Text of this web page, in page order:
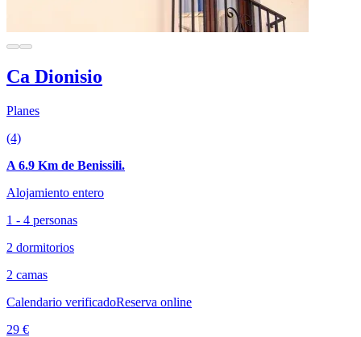
Ca Dionisio
Planes
(4)
A 6.9 Km de Benissili.
Alojamiento entero
1 - 4 personas
2 dormitorios
2 camas
Calendario verificadoReserva online
29 €